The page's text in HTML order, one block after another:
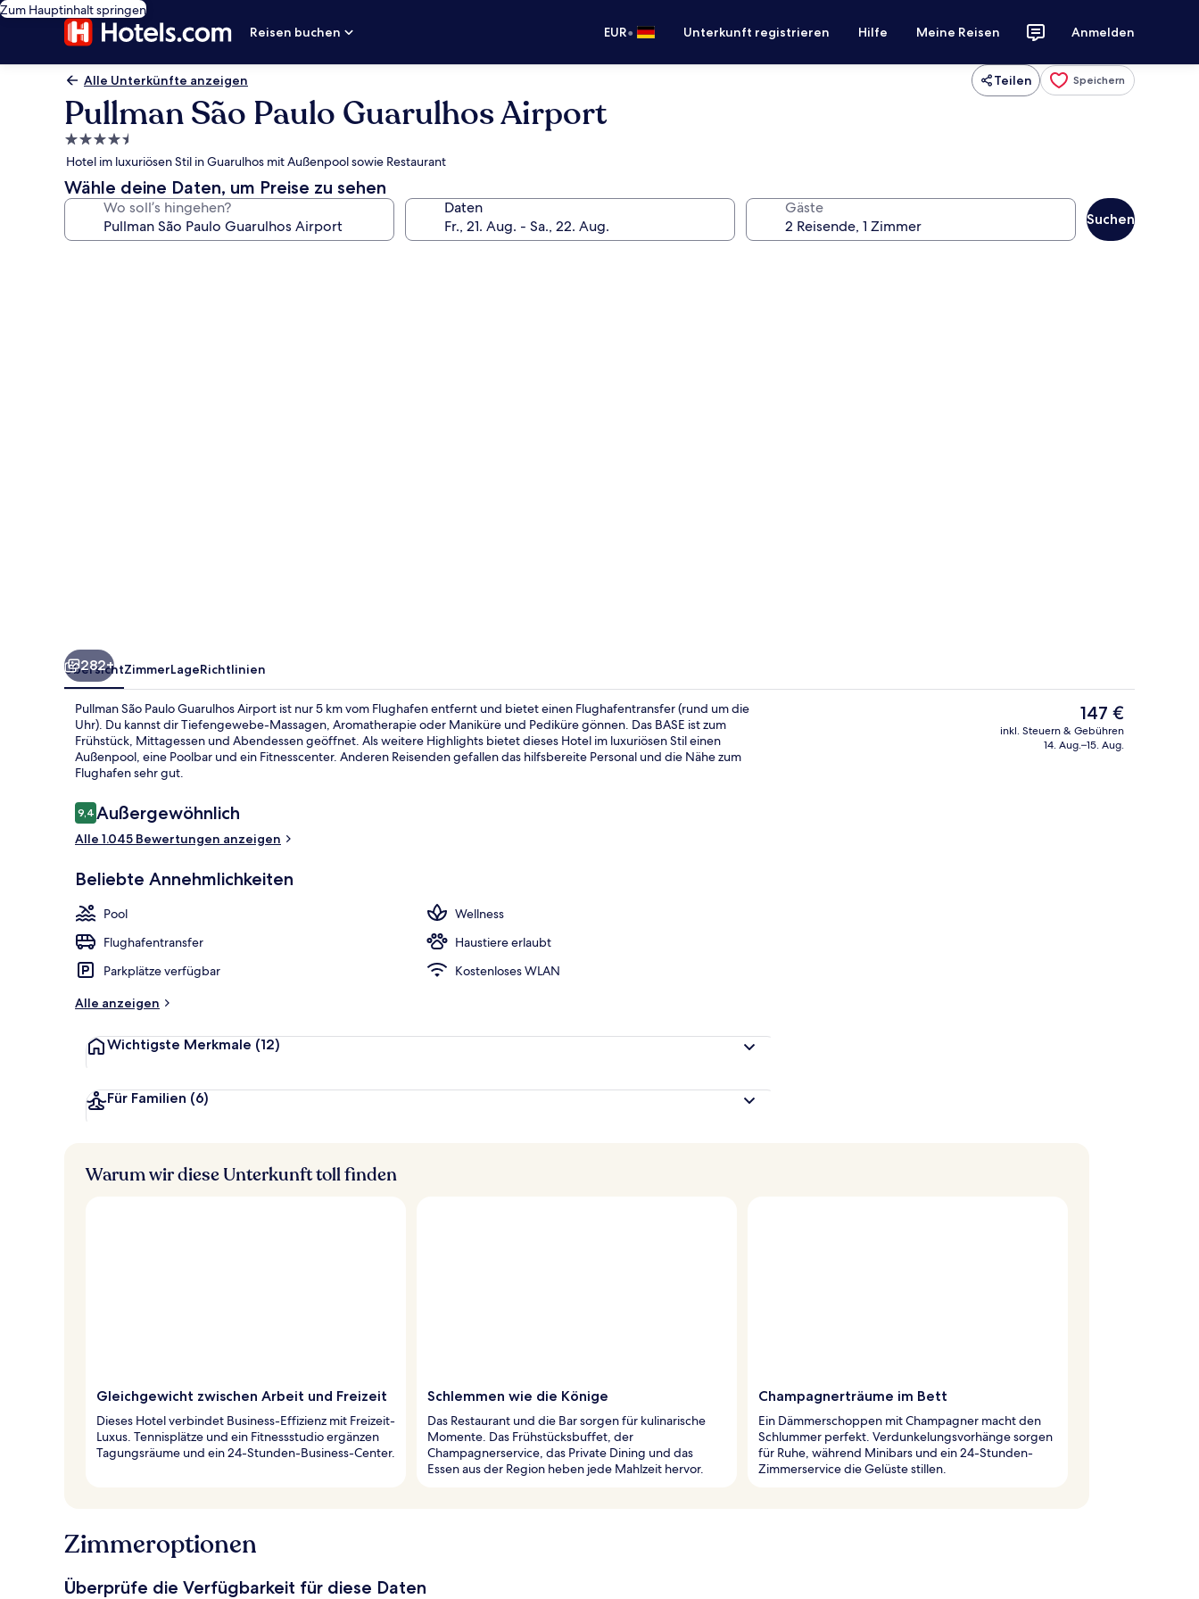
Zum Hauptinhalt springen
Reisen buchen
EUR• Unterkunft registrieren Hilfe Meine Reisen Anmelden
Alle Unterkünfte anzeigen Teilen Speichern
Pullman São Paulo Guarulhos Airport
4.5-
Sterne-
Unterkunft
Hotel im luxuriösen Stil in Guarulhos mit Außenpool sowie Restaurant
Wähle deine Daten, um Preise zu sehen
Wo soll’s hingehen? Daten Gäste
Suchen
Frühstück, Mittagessen und Abendessen
282+
ÜbersichtZimmerLageRichtlinien
Pullman São Paulo Guarulhos Airport ist nur 5 km vom Flughafen entfernt und bietet einen Flughafentransfer (rund um die
Uhr). Du kannst dir Tiefengewebe-Massagen, Aromatherapie oder Maniküre und Pediküre gönnen. Das BASE ist zum
Frühstück, Mittagessen und Abendessen geöffnet. Als weitere Highlights bietet dieses Hotel im luxuriösen Stil einen
Außenpool, eine Poolbar und ein Fitnesscenter. Anderen Reisenden gefallen das hilfsbereite Personal und die Nähe zum
Flughafen sehr gut.
Bewertungen
9,49,4 von 10.
Außergewöhnlich
Alle 1.045 Bewertungen anzeigen
Beliebte Annehmlichkeiten
Pool
Wellness
Flughafentransfer
Haustiere erlaubt
Parkplätze verfügbar
Kostenloses WLAN
Alle anzeigen
Wichtigste Merkmale (12)
Für Familien (6)
Der
aktuelle
Preis
147 €
inkl. Steuern & Gebühren
14. Aug.–15. Aug.
Warum wir diese Unterkunft toll finden
Gleichgewicht zwischen Arbeit und Freizeit
Dieses Hotel verbindet Business-Effizienz mit Freizeit-
Luxus. Tennisplätze und ein Fitnessstudio ergänzen
Tagungsräume und ein 24-Stunden-Business-Center.
Schlemmen wie die Könige
Das Restaurant und die Bar sorgen für kulinarische
Momente. Das Frühstücksbuffet, der
Champagnerservice, das Private Dining und das
Essen aus der Region heben jede Mahlzeit hervor.
Champagnerträume im Bett
Ein Dämmerschoppen mit Champagner macht den
Schlummer perfekt. Verdunkelungsvorhänge sorgen
für Ruhe, während Minibars und ein 24-Stunden-
Zimmerservice die Gelüste stillen.
Zimmeroptionen
Überprüfe die Verfügbarkeit für diese Daten